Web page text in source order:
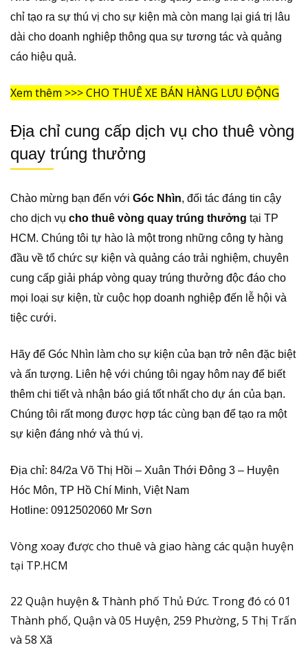
chỉ tạo ra sự thú vị cho sự kiện mà còn mang lại giá trị lâu
dài cho doanh nghiệp thông qua sự tương tác và quảng
cáo hiệu quả.
Xem thêm >>>CHO THUÊ XE BÁN HÀNG LƯU ĐỘNG
Địa chỉ cung cấp dịch vụ cho thuê vòng
quay trúng thưởng
Chào mừng bạn đến với Góc Nhìn, đối tác đáng tin cậy
cho dịch vụ cho thuê vòng quay trúng thưởng tại TP
HCM. Chúng tôi tự hào là một trong những công ty hàng
đầu về tổ chức sự kiện và quảng cáo trải nghiệm, chuyên
cung cấp giải pháp vòng quay trúng thưởng độc đáo cho
mọi loại sự kiện, từ cuộc họp doanh nghiệp đến lễ hội và
tiệc cưới.
Hãy để Góc Nhìn làm cho sự kiện của bạn trở nên đặc biệt
và ấn tượng. Liên hệ với chúng tôi ngay hôm nay để biết
thêm chi tiết và nhận báo giá tốt nhất cho dự án của bạn.
Chúng tôi rất mong được hợp tác cùng bạn để tạo ra một
sự kiện đáng nhớ và thú vị.
Địa chỉ: 84/2a Võ Thị Hồi – Xuân Thới Đông 3 – Huyện
Hóc Môn, TP Hồ Chí Minh, Việt Nam
Hotline: 0912502060 Mr Sơn
Vòng xoay được cho thuê và giao hàng các quận huyện
tại TP.HCM
22 Quận huyện & Thành phố Thủ Đức. Trong đó có 01
Thành phố, Quận và 05 Huyện, 259 Phường, 5 Thị Trấn
và 58 Xã